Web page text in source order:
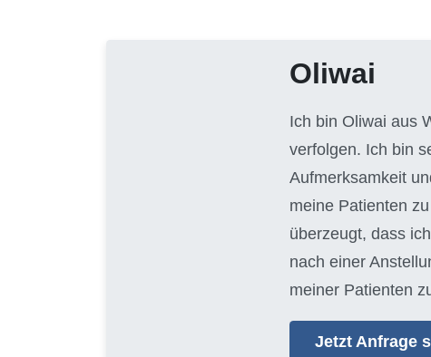
Oliwai
Ich bin Oliwai aus
verfolgen. Ich bin
Aufmerksamkeit
meine Patienten
überzeugt, dass
nach einer
meiner Patienten
Jetzt Anfrage